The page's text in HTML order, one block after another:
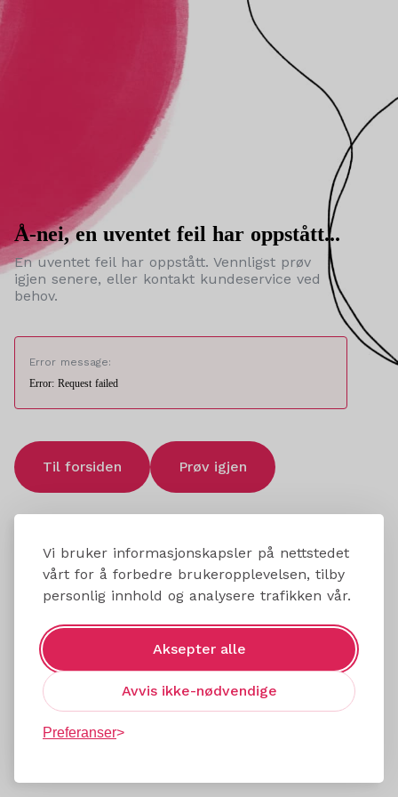
Vi bruker informasjonskapsler på nettstedet
vårt for å forbedre brukeropplevelsen, tilby
personlig innhold og analysere trafikken vår.
Aksepter alle
Avvis ikke-nødvendige
Preferanser
Å-nei, en uventet feil har oppstått...
En uventet feil har oppstått. Vennligst prøv
igjen senere, eller kontakt kundeservice ved
behov.
Error message:
Error: Request failed
Til forsiden Prøv igjen